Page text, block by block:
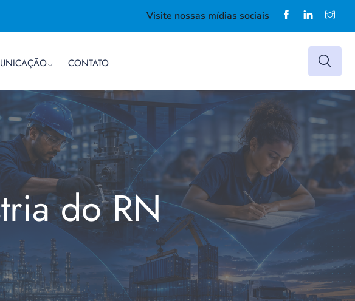
Visite nossas mídias sociais
CONTATO
do RN